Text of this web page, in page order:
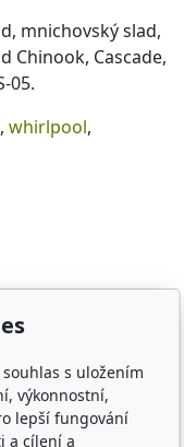
, mnichovský slad,
Chinook, Cascade,
05.
, whirlpool,
rozumné síly.
pro čisčí pivo, s
s uložením
výkonnostní,
lepší fungování
a cílení a